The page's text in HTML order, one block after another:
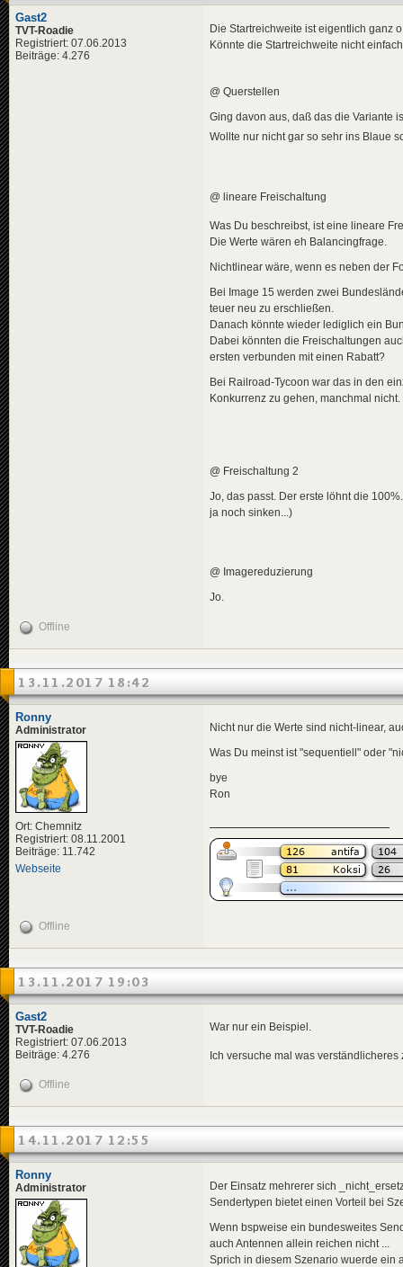
Gast2
TVT-Roadie
Registriert: 07.06.2013
Beiträge: 4.276
Die Startreichweite ist eigentlich ganz
Könnte die Startreichweite nicht
@ Querstellen
Ging davon aus, daß das die Variante
Wollte nur nicht gar so sehr ins Blaue
@ lineare Freischaltung
Was Du beschreibst, ist eine lineare
Die Werte wären eh Balancingfrage.
Nichtlinear wäre, wenn es neben der
Bei Image 15 werden zwei
teuer neu zu erschließen.
Danach könnte wieder lediglich ein
Dabei könnten die Freischaltungen
ersten verbunden mit einen Rabatt?
Bei Railroad-Tycoon war das in den
Konkurrenz zu gehen, manchmal
@ Freischaltung 2
Jo, das passt. Der erste löhnt die
ja noch sinken...)
@ Imagereduzierung
Jo.
Offline
13.11.2017 18:42
Ronny
Administrator
Ort: Chemnitz
Registriert: 08.11.2001
Beiträge: 11.742
Webseite
Nicht nur die Werte sind nicht-linear,
Was Du meinst ist "sequentiell" oder
bye
Ron
Offline
13.11.2017 19:03
Gast2
TVT-Roadie
Registriert: 07.06.2013
Beiträge: 4.276
War nur ein Beispiel.
Ich versuche mal was
Offline
14.11.2017 12:55
Ronny
Administrator
Der Einsatz mehrerer sich
Sendertypen bietet einen Vorteil bei
Wenn bspweise ein bundesweites
auch Antennen allein reichen nicht ...
Sprich in diesem Szenario wuerde ein